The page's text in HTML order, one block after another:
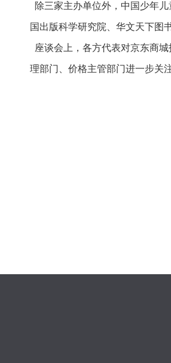
除三家主办单位外，中国少年
国出版科学研究院、华文天下图
座谈会上，各方代表对京东商
理部门、价格主管部门进一步关